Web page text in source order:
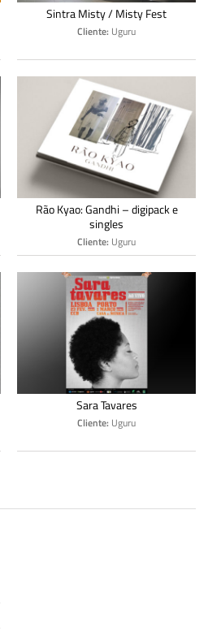
Sintra Misty / Misty Fest
Cliente: Uguru
Rão Kyao: Gandhi – digipack e
singles
Cliente: Uguru
Sara Tavares
Cliente: Uguru